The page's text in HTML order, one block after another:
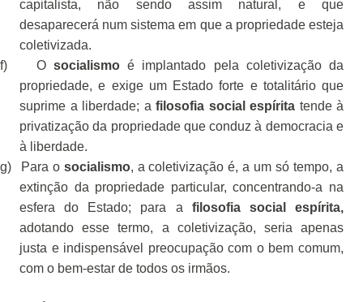
capitalista, não sendo assim natural, e que
desaparecerá num sistema em que a propriedade esteja
coletivizada.
f)
Osocialismoé implantado pela coletivização da
propriedade, e exige um Estado forte e totalitário que
suprime a liberdade; a filosofia social espírita tende à
privatização da propriedade que conduz à democracia e
à liberdade.
g)
Para o socialismo, a coletivização é, a um só tempo, a
extinção da propriedade particular, concentrando-a na
esfera do Estado; para a filosofia social espírita,
adotando esse termo, a coletivização, seria apenas
justa e indispensável preocupação com o bem comum,
com o bem-estar de todos os irmãos.